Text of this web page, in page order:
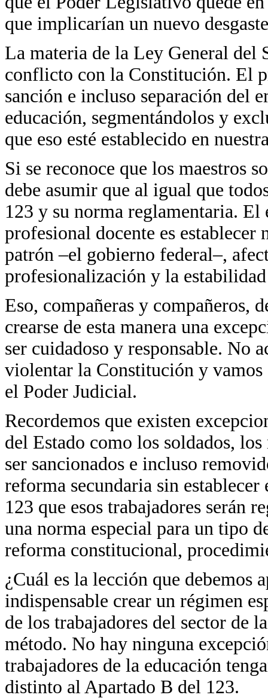
que implicarían un nuevo
La materia de la Ley General del
conflicto con la Constitución. El
sanción e incluso separación del
educación, segmentándolos y
que eso esté establecido en
Si se reconoce que los maestros
debe asumir que al igual que
123 y su norma reglamentaria.
profesional docente es establecer
patrón –el gobierno federal–,
profesionalización y la
Eso, compañeras y compañeros,
crearse de esta manera una
ser cuidadoso y responsable. No
violentar la Constitución y
el Poder Judicial.
Recordemos que existen
del Estado como los soldados,
ser sancionados e incluso
reforma secundaria sin
123 que esos trabajadores serán
una norma especial para un tipo
reforma constitucional,
¿Cuál es la lección que debemos
indispensable crear un régimen
de los trabajadores del sector de
método. No hay ninguna
trabajadores de la educación
distinto al Apartado B del 123.